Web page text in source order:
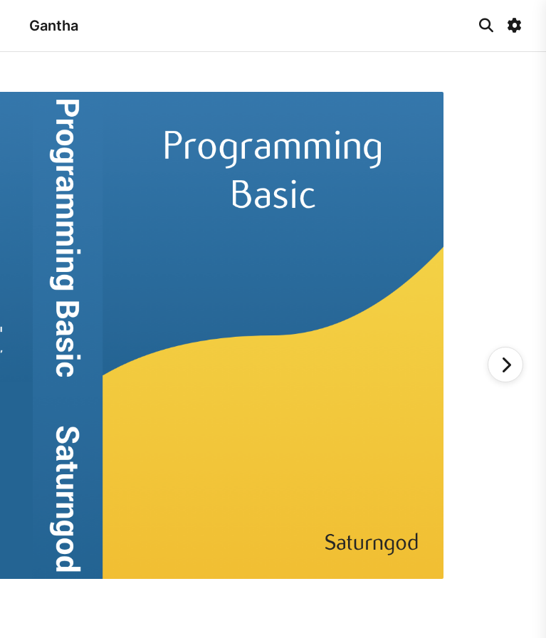
Gantha